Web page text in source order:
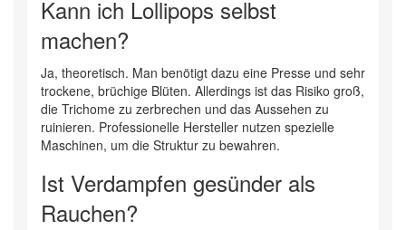
Kann ich Lollipops selbst
machen?
Ja, theoretisch. Man benötigt dazu eine Presse und sehr
trockene, brüchige Blüten. Allerdings ist das Risiko groß,
die Trichome zu zerbrechen und das Aussehen zu
ruinieren. Professionelle Hersteller nutzen spezielle
Maschinen, um die Struktur zu bewahren.
Ist Verdampfen gesünder als
Rauchen?